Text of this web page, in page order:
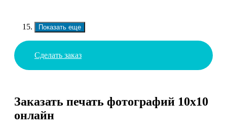
Показать еще
Сделать заказ
Заказать печать фотографий 10х10
онлайн